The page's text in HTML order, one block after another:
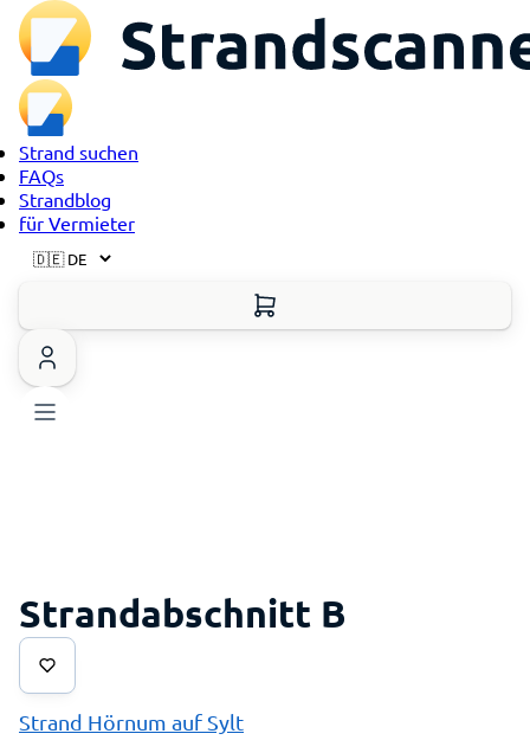
Strand suchen
FAQs
Strandblog
für Vermieter
Strandabschnitt B
Strand Hörnum auf Sylt